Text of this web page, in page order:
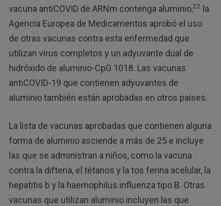
vacuna antiCOVID de ARNm contenga aluminio,22
la
Agencia Europea de Medicamentos aprobó el uso
de otras vacunas contra esta enfermedad que
utilizan virus completos y un adyuvante dual de
hidróxido de aluminio-CpG 1018. Las vacunas
antiCOVID-19 que contienen adyuvantes de
aluminio también están aprobadas en otros países.
La lista de vacunas aprobadas que contienen alguna
forma de aluminio asciende a más de 25 e incluye
las que se administran a niños, como la vacuna
contra la difteria, el tétanos y la tos ferina acelular, la
hepatitis b y la haemophilus influenza tipo B. Otras
vacunas que utilizan aluminio incluyen las que